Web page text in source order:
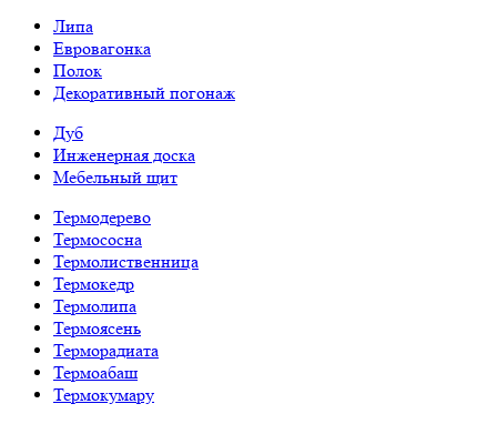
Липа
Евровагонка
Полок
Декоративный погонаж
Дуб
Инженерная доска
Мебельный щит
Термодерево
Термососна
Термолиственница
Термокедр
Термолипа
Термоясень
Терморадиата
Термоабаш
Термокумару